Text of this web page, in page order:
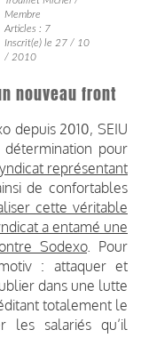
Membre
Articles : 7
Inscrit(e) le 27 / 10
/ 2010
nouveau front
depuis 2010, SEIU
pour
représentant
de confortables
cette véritable
a entamé une
Sodexo. Pour
: attaquer et
dans une lutte
totalement le
les salariés qu’il